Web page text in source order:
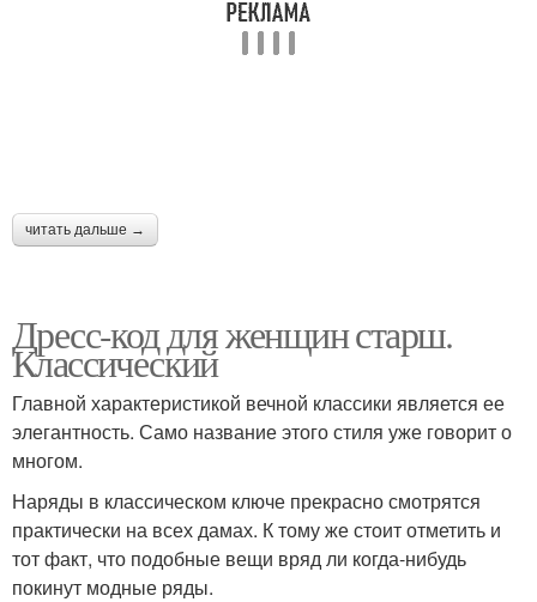
читать дальше →
Дресс-код для женщин старш.
Классический
Главной характеристикой вечной классики является ее
элегантность. Само название этого стиля уже говорит о
многом.
Наряды в классическом ключе прекрасно смотрятся
практически на всех дамах. К тому же стоит отметить и
тот факт, что подобные вещи вряд ли когда-нибудь
покинут модные ряды.